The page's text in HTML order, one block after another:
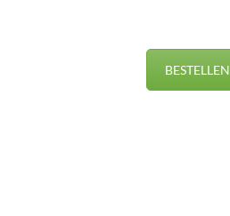
BESTELLEN